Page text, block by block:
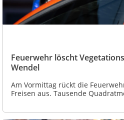
Feuerwehr löscht
Wendel
Am Vormittag rückt die
Freisen aus. Tausende